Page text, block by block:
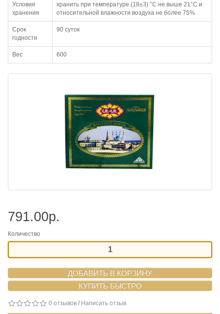
Условия
хранения
хранить при температуре (18±3) °С не выше 21°С и
относительной влажности воздуха не более 75%.
Срок
годности
90 суток
Вес 600
791.00р.
Количество
ДОБАВИТЬ В КОРЗИНУ
0 отзывов / Написать отзыв